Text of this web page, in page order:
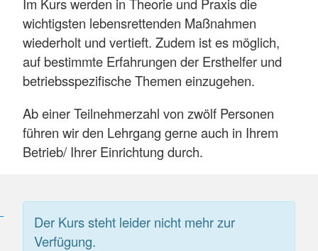
wichtigsten lebensrettenden Maßnahmen
wiederholt und vertieft. Zudem ist es möglich,
auf bestimmte Erfahrungen der Ersthelfer und
betriebsspezifische Themen einzugehen.
Ab einer Teilnehmerzahl von zwölf Personen
führen wir den Lehrgang gerne auch in Ihrem
Betrieb/ Ihrer Einrichtung durch.
Der Kurs steht leider nicht mehr zur
Verfügung.